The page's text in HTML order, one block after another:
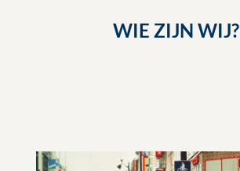
WIE ZIJN WIJ?